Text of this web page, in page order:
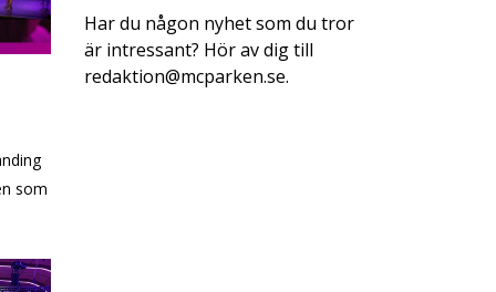
Har du någon nyhet som du tror
är intressant? Hör av dig till
redaktion@mcparken.se.
som